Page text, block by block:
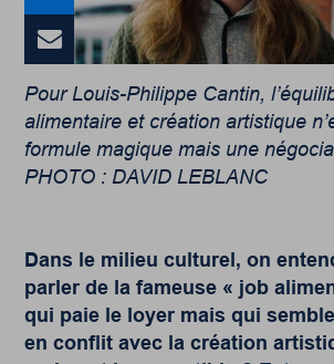
Pour Louis-Philippe Cantin,
alimentaire et création artistique
formule magique mais une
PHOTO : DAVID LEBLANC
Dans le milieu culturel, on
parler de la fameuse « job
qui paie le loyer mais qui
en conflit avec la création